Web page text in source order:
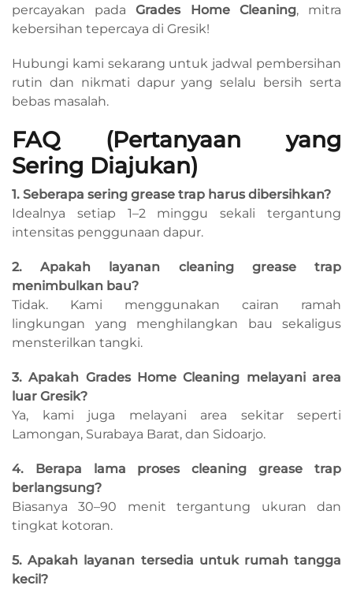
percayakan padaGrades Home Cleaning, mitra
kebersihan tepercaya di Gresik!
Hubungi kami sekarang untuk jadwal pembersihan
rutin dan nikmati dapur yang selalu bersih serta
bebas masalah.
FAQ (Pertanyaan yang
Sering Diajukan)
1. Seberapa sering grease trap harus dibersihkan?
Idealnya setiap 1–2 minggu sekali tergantung
intensitas penggunaan dapur.
2. Apakah layanan cleaning grease trap
menimbulkan bau?
Tidak. Kami menggunakan cairan ramah
lingkungan yang menghilangkan bau sekaligus
mensterilkan tangki.
3. Apakah Grades Home Cleaning melayani area
luar Gresik?
Ya, kami juga melayani area sekitar seperti
Lamongan, Surabaya Barat, dan Sidoarjo.
4. Berapa lama proses cleaning grease trap
berlangsung?
Biasanya 30–90 menit tergantung ukuran dan
tingkat kotoran.
5. Apakah layanan tersedia untuk rumah tangga
kecil?